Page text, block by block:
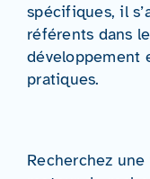
spécifiques, il
référents dans
développement
pratiques.
Recherchez